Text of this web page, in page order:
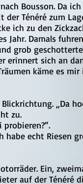
Bousson. Da
der Ténéré zum
ich zu den
Jahr. Damals
grob
erinnert sich an
käme es
„Da
zu.
habe echt Riesen
Ein,
auf der Ténéré